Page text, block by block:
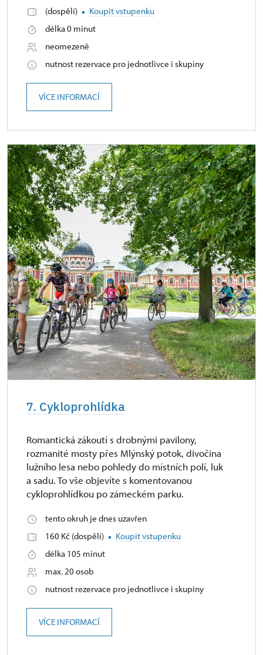
(dospělí)
Koupit vstupenku
délka 0 minut
neomezeně
nutnost rezervace pro jednotlivce i skupiny
VÍCE INFORMACÍ
7. Cykloprohlídka
Romantická zákoutí s drobnými pavilony,
rozmanité mosty přes Mlýnský potok, divočina
lužního lesa nebo pohledy do místních polí, luk
a sadu. To vše objevíte s komentovanou
cykloprohlídkou po zámeckém parku.
tento okruh je dnes uzavřen
160 Kč (dospělí)
Koupit vstupenku
délka 105 minut
max. 20 osob
nutnost rezervace pro jednotlivce i skupiny
VÍCE INFORMACÍ